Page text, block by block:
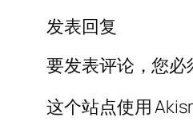
发表回复
要发表评论，您必
这个站点使用